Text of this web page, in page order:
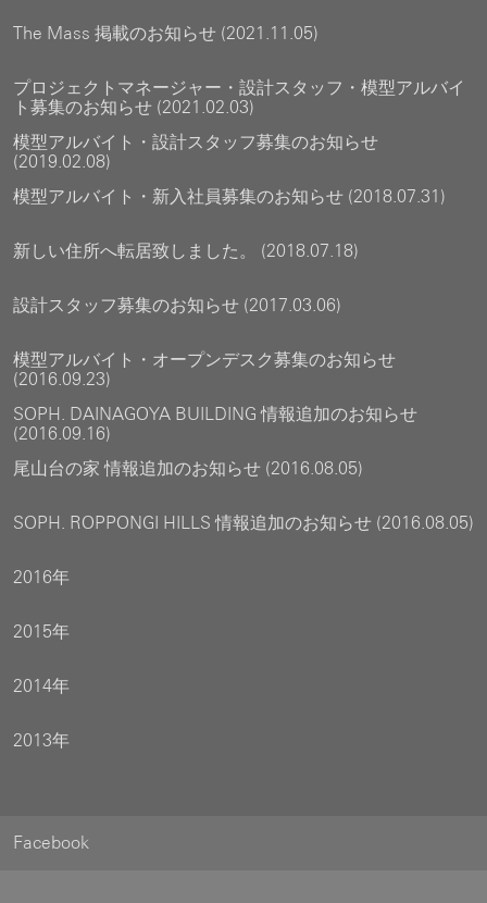
The Mass 掲載のお知らせ (2021.11.05)
プロジェクトマネージャー・設計スタッフ・模型アルバイ
ト募集のお知らせ (2021.02.03)
模型アルバイト・設計スタッフ募集のお知らせ
(2019.02.08)
模型アルバイト・新入社員募集のお知らせ (2018.07.31)
新しい住所へ転居致しました。 (2018.07.18)
設計スタッフ募集のお知らせ (2017.03.06)
模型アルバイト・オープンデスク募集のお知らせ
(2016.09.23)
SOPH. DAINAGOYA BUILDING 情報追加のお知らせ
(2016.09.16)
尾山台の家 情報追加のお知らせ (2016.08.05)
SOPH. ROPPONGI HILLS 情報追加のお知らせ (2016.08.05)
2016年
2015年
2014年
2013年
Facebook